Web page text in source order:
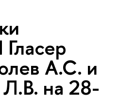
А.С. и
на 28-